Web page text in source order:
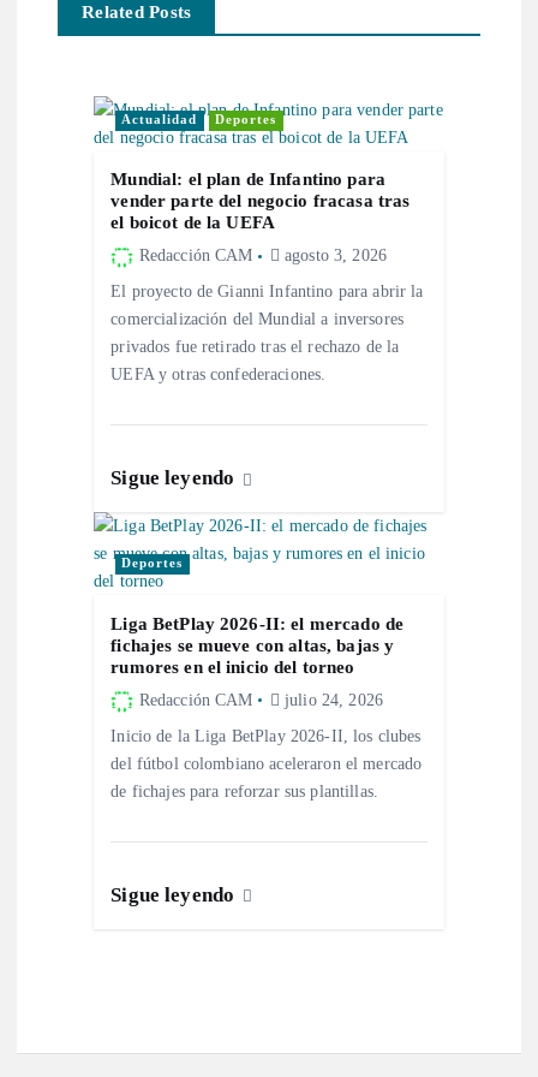
Related Posts
Actualidad Deportes
Mundial: el plan de Infantino para
vender parte del negocio fracasa tras
el boicot de la UEFA
Redacción CAM agosto 3, 2026
El proyecto de Gianni Infantino para abrir la
comercialización del Mundial a inversores
privados fue retirado tras el rechazo de la
UEFA y otras confederaciones.
Sigue leyendo
Deportes
Liga BetPlay 2026-II: el mercado de
fichajes se mueve con altas, bajas y
rumores en el inicio del torneo
Redacción CAM julio 24, 2026
Inicio de la Liga BetPlay 2026-II, los clubes
del fútbol colombiano aceleraron el mercado
de fichajes para reforzar sus plantillas.
Sigue leyendo